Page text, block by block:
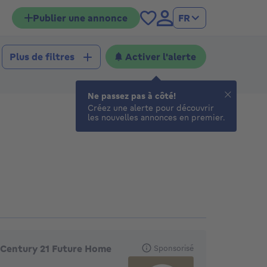
Publier une annonce FR
Plus de filtres Activer l'alerte
Century 21 Future Home Sponsorisé
Ne passez pas à côté!
Créez une alerte pour découvrir
les nouvelles annonces en premier.